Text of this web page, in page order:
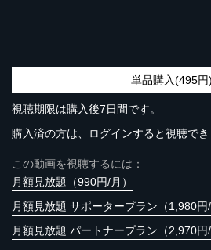
単品購入(495円)
視聴期限は購入後7日間です。
購入済の方は、ログインすると視聴でき
この動画を視聴するには：
月額見放題（990円/月）
月額見放題 サポータープラン（1,980円/
月額見放題 パートナープラン（2,970円/